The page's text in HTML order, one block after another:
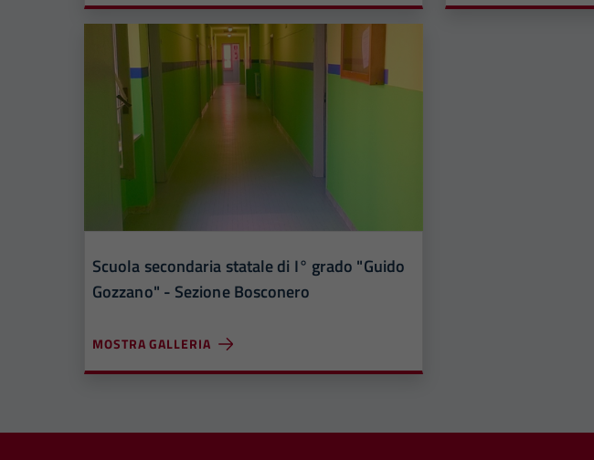
Scuola secondaria statale di I° grado "Guido
Gozzano" - Sezione Bosconero
MOSTRA GALLERIA